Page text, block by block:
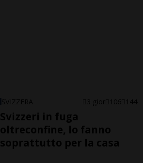
SVIZZERA 3 gior 106 144
Svizzeri in fuga
oltreconfine, lo fanno
soprattutto per la casa